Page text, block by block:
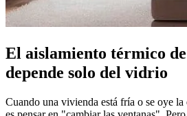
El aislamiento térmico
depende solo del vidrio
Cuando una vivienda está fría o se oye